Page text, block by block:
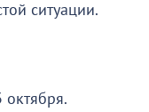
ситуации.